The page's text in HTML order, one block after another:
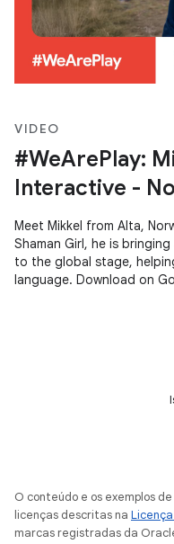
VIDEO
#WeArePlay:
Interactive -
Meet Mikkel from Alta,
Shaman Girl, he is
to the global stage,
language. Download on
O conteúdo e os exemplos
licenças descritas na
marcas registradas da